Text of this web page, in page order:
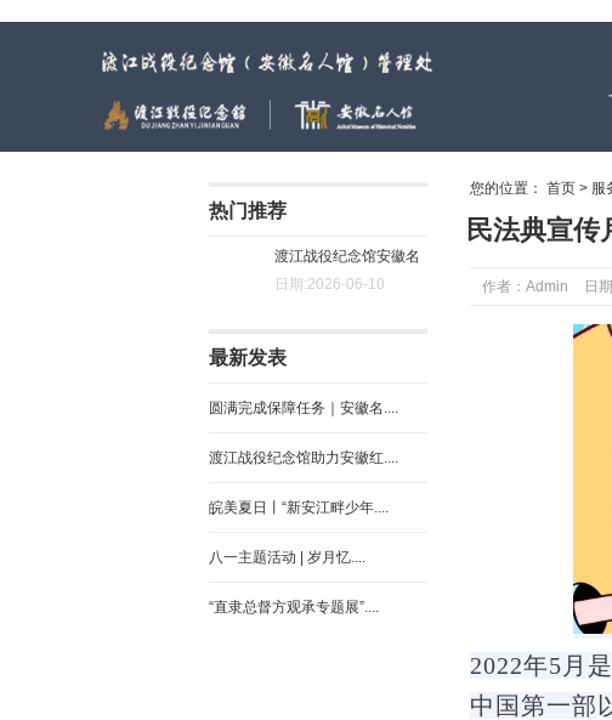
热门推荐
渡江战役纪念馆安徽名
人馆....
日期:2026-06-10
最新发表
圆满完成保障任务｜安徽名....
渡江战役纪念馆助力安徽红....
皖美夏日丨“新安江畔少年....
八一主题活动 | 岁月忆....
“直隶总督方观承专题展”....
您的位置： 首页 > 服
民法典宣传
作者：Admin 日
2022年5月
中国第一部